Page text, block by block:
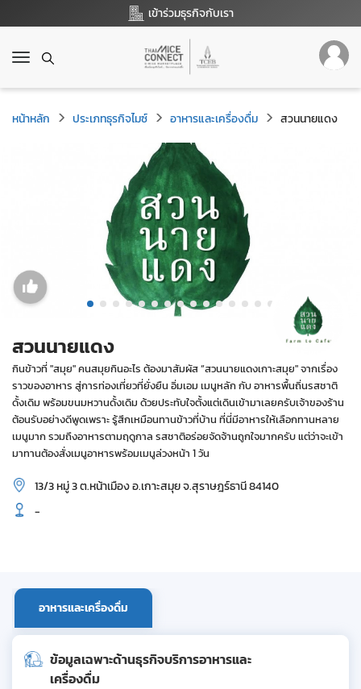
เข้าร่วมธุรกิจกับเรา
T
g
g
l
i
o
หน้าหลัก ประเภทธุรกิจไมซ์ อาหารและเครื่องดื่ม สวนนายแดง
สวนนายแดง
กินข้าวที่ "สมุย" คนสมุยกินอะไร ต้องมาสัมผัส “สวนนายแดงเกาะสมุย" จากเรื่อง
ราวของอาหาร สู่การท่องเที่ยวที่ยั่งยืน อิ่มเอม เมนูหลัก กับ อาหารพื้นถิ่นรสชาติ
ดั้งเดิม พร้อมขนมหวานดั้งเดิม ด้วยประทับใจตั้งแต่เดินเข้ามาเลยครับเจ้าของร้าน
ต้อนรับอย่างดีพูดเพราะ รู้สึกเหมือนทานข้าวที่บ้าน ที่นี่มีอาหารให้เลือกทานหลาย
เมนูมาก รวมถึงอาหารตามฤดูกาล รสชาติอร่อยจัดจ้านถูกใจมากครับ แต่ว่าจะเข้า
มาทานต้องสั่งเมนูอาหารพร้อมเมนูล่วงหน้า 1 วัน
13/3 หมู่ 3 ต.หน้าเมือง อ.เกาะสมุย จ.สุราษฎร์ธานี 84140
-
อาหารและเครื่องดื่ม
ข้อมูลเฉพาะด้านธุรกิจบริการอาหารและ
เครื่องดื่ม